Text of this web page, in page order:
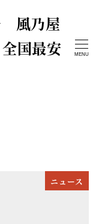
風乃屋
国最安
MENU
ニュース